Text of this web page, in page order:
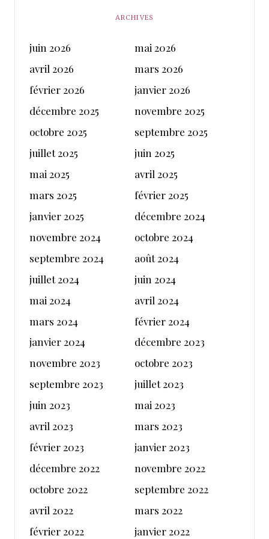
ARCHIVES
juin 2026
mai 2026
avril 2026
mars 2026
février 2026
janvier 2026
décembre 2025
novembre 2025
octobre 2025
septembre 2025
juillet 2025
juin 2025
mai 2025
avril 2025
mars 2025
février 2025
janvier 2025
décembre 2024
novembre 2024
octobre 2024
septembre 2024
août 2024
juillet 2024
juin 2024
mai 2024
avril 2024
mars 2024
février 2024
janvier 2024
décembre 2023
novembre 2023
octobre 2023
septembre 2023
juillet 2023
juin 2023
mai 2023
avril 2023
mars 2023
février 2023
janvier 2023
décembre 2022
novembre 2022
octobre 2022
septembre 2022
avril 2022
mars 2022
février 2022
janvier 2022